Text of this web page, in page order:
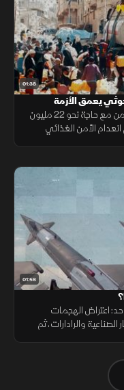
01:38
يعمق الأزمة
وصف 200: تتسع الاحتياجات الإنسانية في اليمن مع حاجة نحو 22 مليون
الأمن الغذائي
01:56
اعتراض الهجمات
الصناعية والرادارات، ثم